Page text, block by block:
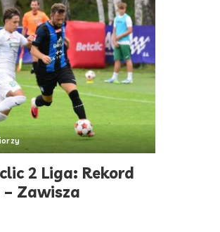
2 Liga: Rekord
– Zawisza